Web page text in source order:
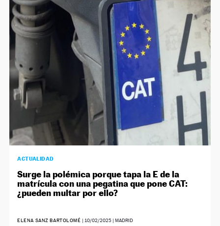
ACTUALIDAD
Surge la polémica porque tapa la E de la
matrícula con una pegatina que pone CAT:
¿pueden multar por ello?
ELENA SANZ BARTOLOMÉ | 10/02/2025| MADRID